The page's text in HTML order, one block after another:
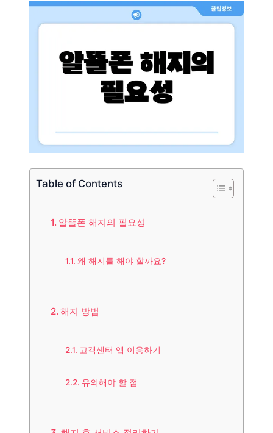
Table of Contents
알뜰폰 해지의 필요성
왜 해지를 해야 할까요?
해지 방법
고객센터 앱 이용하기
유의해야 할 점